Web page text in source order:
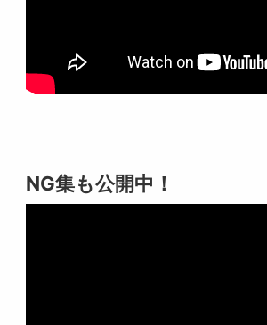
NG集も公開中！